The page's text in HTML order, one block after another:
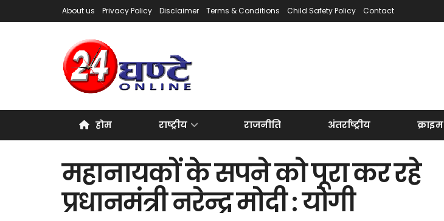
About us Privacy Policy Disclaimer Terms & Conditions Child Safety Policy Contact
होम राष्ट्रीय राजनीति अंतर्राष्ट्रीय क्राइम
महानायकों के सपने को पूरा कर रहे
प्रधानमंत्री नरेन्द्र मोदी : योगी